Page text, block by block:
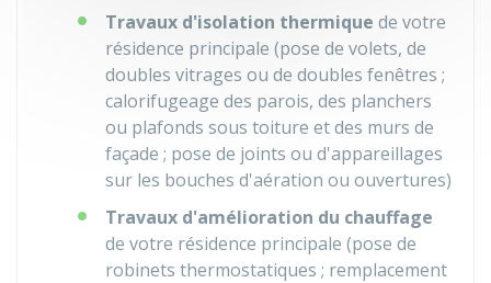
Travaux d'isolation thermique de votre
résidence principale (pose de volets, de
doubles vitrages ou de doubles fenêtres ;
calorifugeage des parois, des planchers
ou plafonds sous toiture et des murs de
façade ; pose de joints ou d'appareillages
sur les bouches d'aération ou ouvertures)
Travaux d'amélioration du chauffage
de votre résidence principale (pose de
robinets thermostatiques ; remplacement